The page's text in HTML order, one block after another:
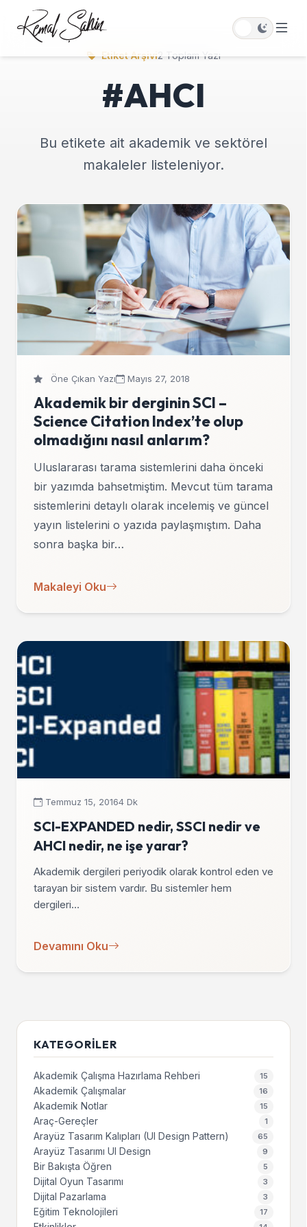
Etiket Arşivi2 Toplam Yazı
#AHCI
Bu etikete ait akademik ve sektörel
makaleler listeleniyor.
Öne Çıkan Yazı Mayıs 27, 2018
Akademik bir derginin SCI –
Science Citation Index’te olup
olmadığını nasıl anlarım?
Uluslararası tarama sistemlerini daha önceki
bir yazımda bahsetmiştim. Mevcut tüm tarama
sistemlerini detaylı olarak incelemiş ve güncel
yayın listelerini o yazıda paylaşmıştım. Daha
sonra başka bir…
Makaleyi Oku
Temmuz 15, 20164 Dk
SCI-EXPANDED nedir, SSCI nedir ve
AHCI nedir, ne işe yarar?
Akademik dergileri periyodik olarak kontrol eden ve
tarayan bir sistem vardır. Bu sistemler hem
dergileri…
Devamını Oku
KATEGORILER
Akademik Çalışma Hazırlama Rehberi 15
Akademik Çalışmalar 16
Akademik Notlar 15
Araç-Gereçler 1
Arayüz Tasarım Kalıpları (UI Design Pattern) 65
Arayüz Tasarımı UI Design 9
Bir Bakışta Öğren 5
Dijital Oyun Tasarımı 3
Dijital Pazarlama 3
Eğitim Teknolojileri 17